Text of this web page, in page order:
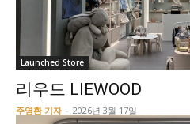
Launched Store
리우드 LIEWOOD
주영환 기자 - 2026년 3월 17일